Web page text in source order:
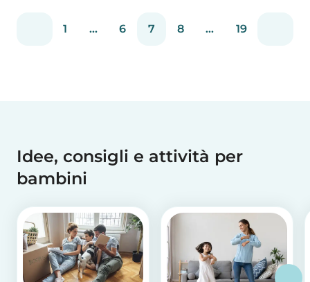
1
... 6 7 8 ... 19
Idee, consigli e attività per
bambini